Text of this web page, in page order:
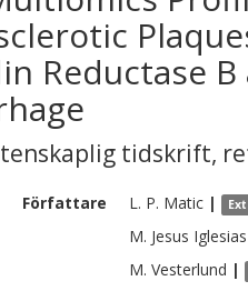
Reductase
tidskrift,
Författare L. P. Matic |
M. Jesus Iglesias
M. Vesterlund |